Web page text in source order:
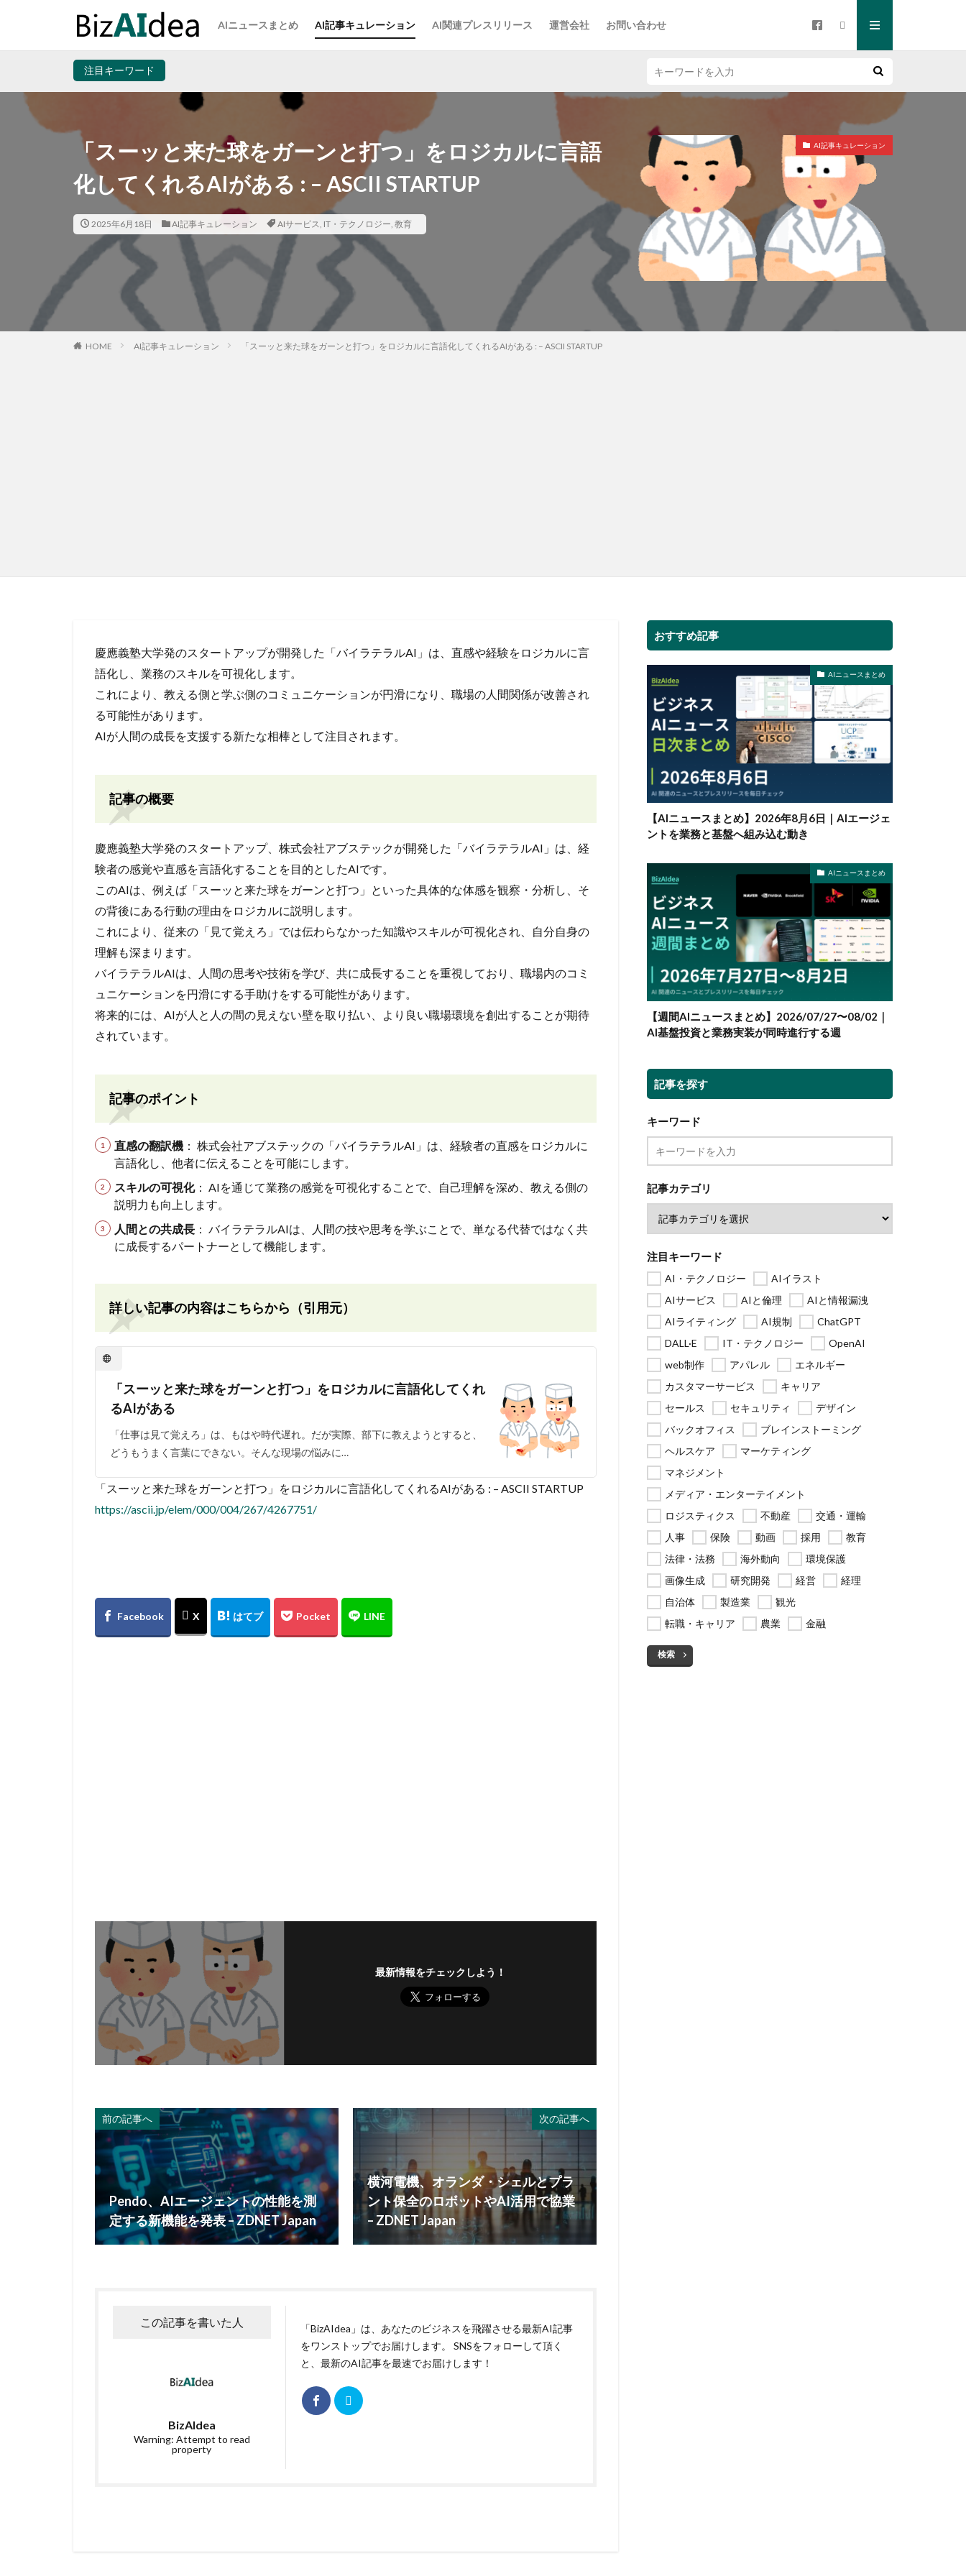
AIニュースまとめ AI記事キュレーション AI関連プレスリリース 運営会社 お問い合わせ
注目キーワード
「スーッと来た球をガーンと打つ」をロジカルに言語
化してくれるAIがある : – ASCII STARTUP
2025年6月18日 AI記事キュレーション AIサービス, IT・テクノロジー, 教育
AI記事キュレーション
HOME AI記事キュレーション 「スーッと来た球をガーンと打つ」をロジカルに言語化してくれるAIがある : – ASCII STARTUP
慶應義塾大学発のスタートアップが開発した「バイラテラルAI」は、直感や経験をロジカルに言
語化し、業務のスキルを可視化します。
これにより、教える側と学ぶ側のコミュニケーションが円滑になり、職場の人間関係が改善され
る可能性があります。
AIが人間の成長を支援する新たな相棒として注目されます。
記事の概要
慶應義塾大学発のスタートアップ、株式会社アブステックが開発した「バイラテラルAI」は、経
験者の感覚や直感を言語化することを目的としたAIです。
このAIは、例えば「スーッと来た球をガーンと打つ」といった具体的な体感を観察・分析し、そ
の背後にある行動の理由をロジカルに説明します。
これにより、従来の「見て覚えろ」では伝わらなかった知識やスキルが可視化され、自分自身の
理解も深まります。
バイラテラルAIは、人間の思考や技術を学び、共に成長することを重視しており、職場内のコミ
ュニケーションを円滑にする手助けをする可能性があります。
将来的には、AIが人と人の間の見えない壁を取り払い、より良い職場環境を創出することが期待
されています。
記事のポイント
直感の翻訳機 ： 株式会社アブステックの「バイラテラルAI」は、経験者の直感をロジカルに
言語化し、他者に伝えることを可能にします。
スキルの可視化： AIを通じて業務の感覚を可視化することで、自己理解を深め、教える側の
説明力も向上します。
人間との共成長 ： バイラテラルAIは、人間の技や思考を学ぶことで、単なる代替ではなく共
に成長するパートナーとして機能します。
詳しい記事の内容はこちらから（引用元）
「スーッと来た球をガーンと打つ」をロジカルに言語化してくれ
るAIがある
「仕事は見て覚えろ」は、もはや時代遅れ。だが実際、部下に教えようとすると、
どうもうまく言葉にできない。そんな現場の悩みに…
「スーッと来た球をガーンと打つ」をロジカルに言語化してくれるAIがある : – ASCII STARTUP
https://ascii.jp/elem/000/004/267/4267751/
最新情報をチェックしよう！
前の記事へ
Pendo、AIエージェントの性能を測
定する新機能を発表 – ZDNET Japan
次の記事へ
横河電機、オランダ・シェルとプラ
ント保全のロボットやAI活用で協業
– ZDNET Japan
この記事を書いた人
BizAIdea
Warning: Attempt to read
property
「BizAIdea」は、あなたのビジネスを飛躍させる最新AI記事
をワンストップでお届けします。 SNSをフォローして頂く
と、最新のAI記事を最速でお届けします！
おすすめ記事
AIニュースまとめ
【AIニュースまとめ】2026年8月6日｜AIエージェ
ントを業務と基盤へ組み込む動き
AIニュースまとめ
【週間AIニュースまとめ】2026/07/27〜08/02｜
AI基盤投資と業務実装が同時進行する週
記事を探す
キーワード
記事カテゴリ
注目キーワード
AI・テクノロジー
AIイラスト
AIサービス
AIと倫理
AIと情報漏洩
AIライティング
AI規制
ChatGPT
DALL·E
IT・テクノロジー
OpenAI
web制作
アパレル
エネルギー
カスタマーサービス
キャリア
セールス
セキュリティ
デザイン
バックオフィス
ブレインストーミング
ヘルスケア
マーケティング
マネジメント
メディア・エンターテイメント
ロジスティクス
不動産
交通・運輸
人事
保険 動画 採用
教育
法律・法務
海外動向
環境保護
画像生成
研究開発 経営
経理
自治体
製造業
観光
転職・キャリア
農業 金融
検索